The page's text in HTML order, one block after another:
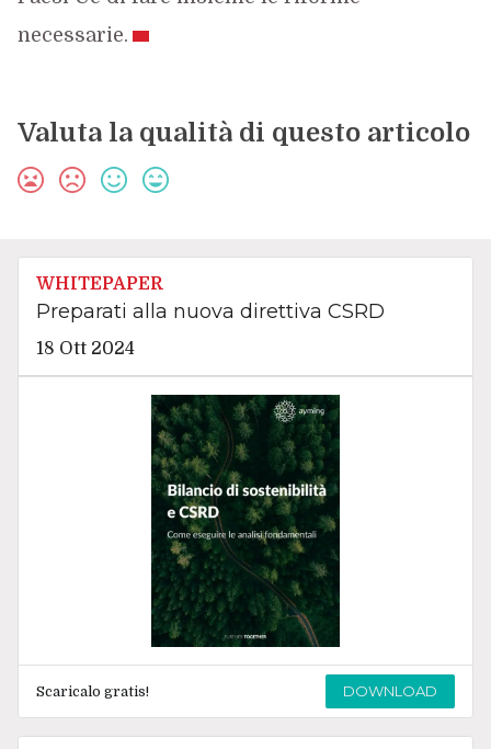
necessarie.
Valuta la qualità di questo articolo
WHITEPAPER
Preparati alla nuova direttiva CSRD
18 Ott 2024
Scaricalo gratis! DOWNLOAD